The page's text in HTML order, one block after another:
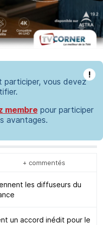
!
participer, vous devez
membrepour participer
avantages.
+ commentés
les diffuseurs du
un accord inédit pour le